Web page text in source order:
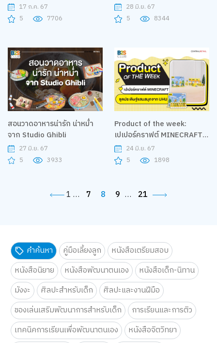
17 ก.ค. 67
5
7706
28 มิ.ย. 67
5
8344
สอนวาดอาหารน่ารัก น่าหม่ำ
จาก Studio Ghibli
27 มิ.ย. 67
5
3933
Product of the week:
เปเปอร์คราฟต์ MINECRAFT
ชุดประดิษฐ์แสนสนุกจาก UHU
24 มิ.ย. 67
5
1898
1 … 7 8 9 … 21
คำค้นหา คู่มือเลี้ยงลูก
หนังสือเตรียมสอบ
หนังสือนิยาย
หนังสือพัฒนาตนเอง
หนังสือเด็ก-นิทาน
มังงะ
ศิลปะสำหรับเด็ก
ศิลปะและงานฝีมือ
ของเล่นเสริมพัฒนาการสำหรับเด็ก
การเรียนและการติว
เทคนิคการเรียนเพื่อพัฒนาตนเอง
หนังสือจิตวิทยา